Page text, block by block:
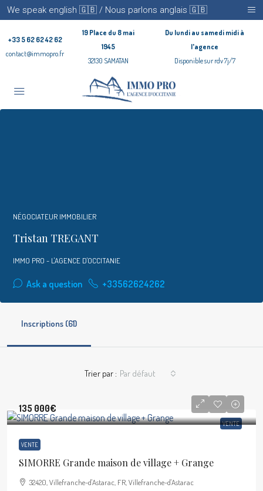
We speak english 🇬🇧 / Nous parlons anglais 🇬🇧
+33 5 62 62 42 62
contact@immopro.fr
19 Place du 8 mai
1945
32130 SAMATAN
Du lundi au samedi midi à
l'agence
Disponible sur rdv 7j/7
NÉGOCIATEUR IMMOBILIER
Tristan TREGANT
IMMO PRO - L'AGENCE D'OCCITANIE
Ask a question +33562624262
Inscriptions (61)
Trier par : Par défaut
VENTE
135 000€
VENTE
SIMORRE Grande maison de village + Grange
32420, Villefranche-d'Astarac, FR, Villefranche-d'Astarac